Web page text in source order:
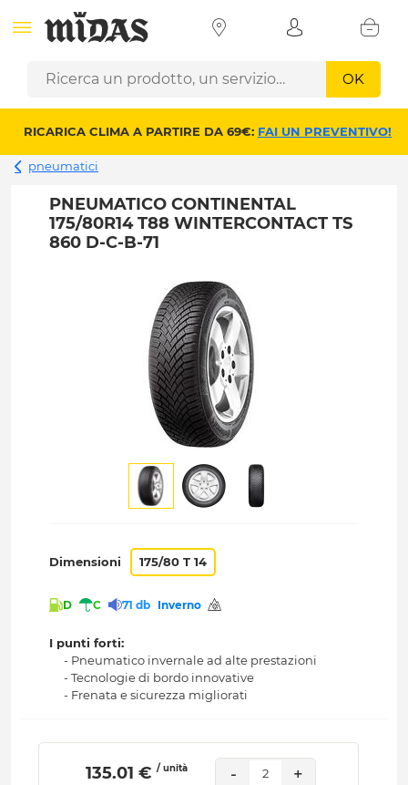
OK
RICARICA CLIMA A PARTIRE DA 69€: FAI UN PREVENTIVO!
pneumatici
PNEUMATICO CONTINENTAL
175/80R14 T88 WINTERCONTACT TS
860 D-C-B-71
Dimensioni 175/80 T 14
D C 71 db Inverno
I punti forti:
- Pneumatico invernale ad alte prestazioni
- Tecnologie di bordo innovative
- Frenata e sicurezza migliorati
135.01 € / unità - 2 +